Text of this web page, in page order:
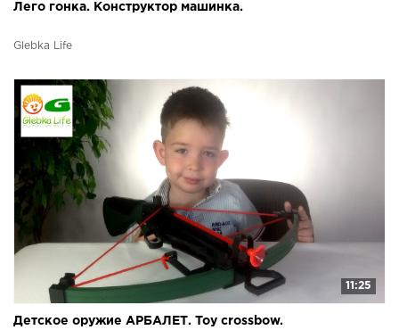
Лего гонка. Конструктор машинка.
Glebka Life
11:25
Детское оружие АРБАЛЕТ. Toy crossbow.